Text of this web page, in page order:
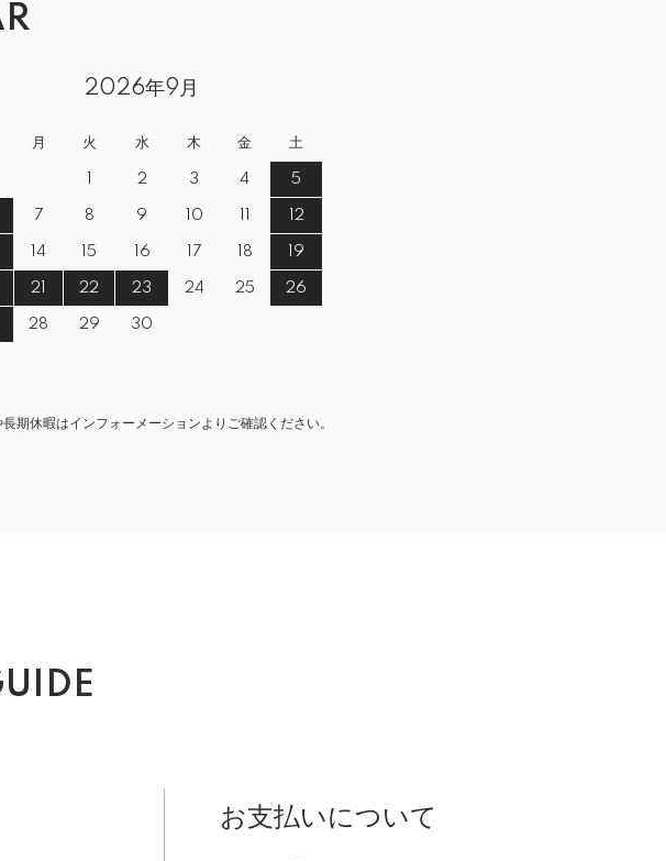
2026年9月
月 火 水 木 金 土
2 3 4 5
7 8 9 10 12
14 15 16 17 18 19
21 22 23 24 25 26
28 29 30
期休暇はインフォーメーションよりご確認ください。
お支払いについて